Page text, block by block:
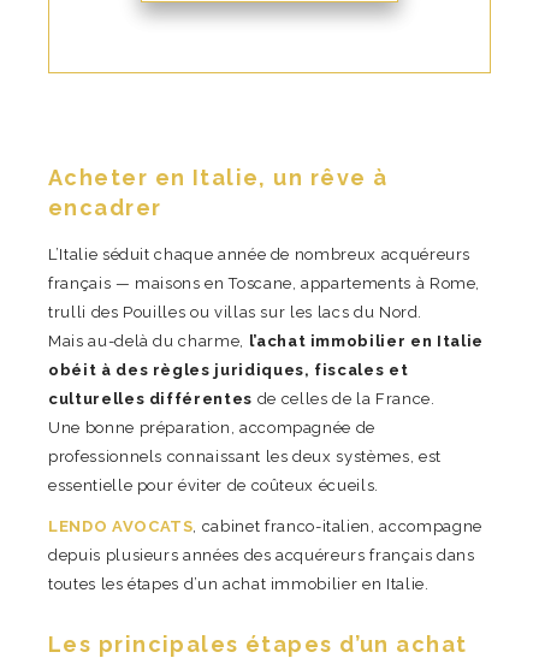
Acheter en Italie, un rêve à
encadrer
L’Italie séduit chaque année de nombreux acquéreurs
français — maisons en Toscane, appartements à Rome,
trulli des Pouilles ou villas sur les lacs du Nord.
Mais au-delà du charme, l’achat immobilier en Italie
obéit à des règles juridiques, fiscales et
culturelles différentes de celles de la France.
Une bonne préparation, accompagnée de
professionnels connaissant les deux systèmes, est
essentielle pour éviter de coûteux écueils.
LENDO AVOCATS, cabinet franco-italien, accompagne
depuis plusieurs années des acquéreurs français dans
toutes les étapes d’un achat immobilier en Italie.
Les principales étapes d’un achat